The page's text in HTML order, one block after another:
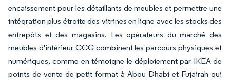
encaissement pour les détaillants de meubles et permettre une
intégration plus étroite des vitrines en ligne avec les stocks des
entrepôts et des magasins. Les opérateurs du marché des
meubles d'intérieur CCG combinent les parcours physiques et
numériques, comme en témoigne le déploiement par IKEA de
points de vente de petit format à Abou Dhabi et Fujairah qui